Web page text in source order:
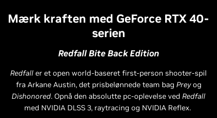
Mærk kraften med GeForce RTX 40-
serien
Redfall Bite Back Edition
Redfall er et open world-baseret first-person shooter-spil
fra Arkane Austin, det prisbelønnede team bag Preyog
Dishonored. Opnå den absolutte pc-oplevelse ved Redfall
med NVIDIA DLSS 3, raytracing og NVIDIA Reflex.